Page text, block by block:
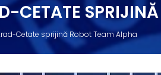
CETATE
Cetate sprijină Robot Team Alpha